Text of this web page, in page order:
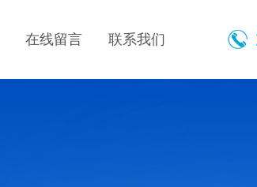
在线留言 联系我们